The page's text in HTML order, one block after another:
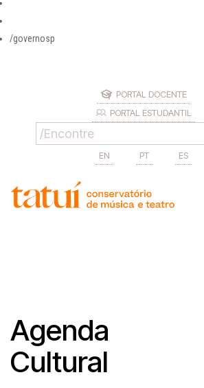
/governosp
PORTAL DOCENTE
PORTAL ESTUDANTIL
EN PT ES
Agenda
Cultural